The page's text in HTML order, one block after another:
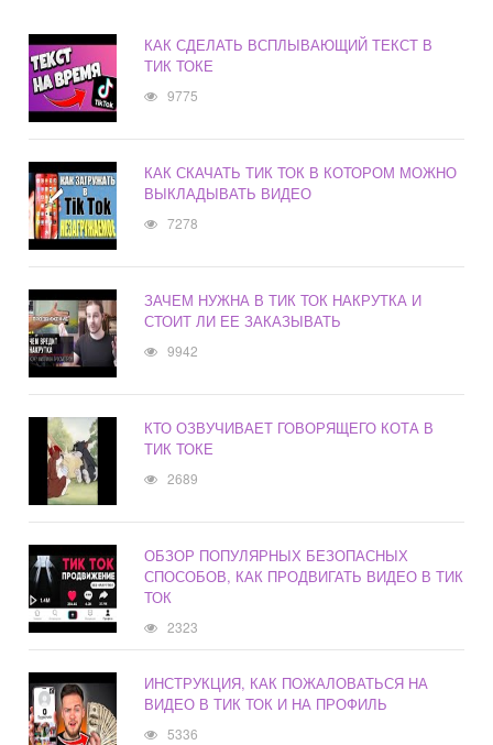
КАК СДЕЛАТЬ ВСПЛЫВАЮЩИЙ ТЕКСТ В
ТИК ТОКЕ
9775
КАК СКАЧАТЬ ТИК ТОК В КОТОРОМ МОЖНО
ВЫКЛАДЫВАТЬ ВИДЕО
7278
ЗАЧЕМ НУЖНА В ТИК ТОК НАКРУТКА И
СТОИТ ЛИ ЕЕ ЗАКАЗЫВАТЬ
9942
КТО ОЗВУЧИВАЕТ ГОВОРЯЩЕГО КОТА В
ТИК ТОКЕ
2689
ОБЗОР ПОПУЛЯРНЫХ БЕЗОПАСНЫХ
СПОСОБОВ, КАК ПРОДВИГАТЬ ВИДЕО В ТИК
ТОК
2323
ИНСТРУКЦИЯ, КАК ПОЖАЛОВАТЬСЯ НА
ВИДЕО В ТИК ТОК И НА ПРОФИЛЬ
5336